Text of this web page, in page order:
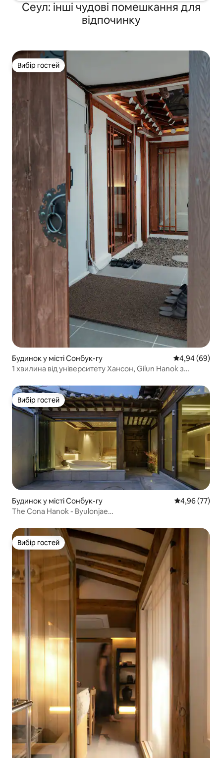
Сеул: інші чудові помешкання для
відпочинку
Вибір гостей
Вибір гостей
Будинок у місті Сонбук-гу Середня
4,94 (69)
1 хвилина від університету Хансон, Gilun Hanok з
Вибір гостей
Вибір гостей
Будинок у місті Сонбук-гу Середня
4,96 (77)
The Cona Hanok - Byulonjae
Вибір гостей
Вибір гостей